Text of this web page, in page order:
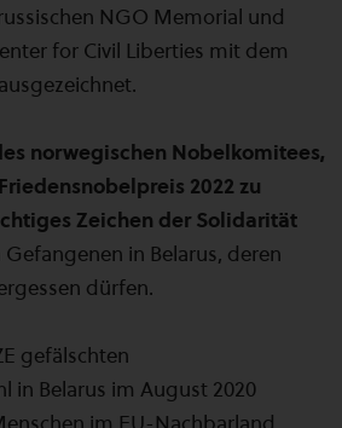
NGO Memorial und
for Civil Liberties mit dem
norwegischen Nobelkomitees,
2022 zu
Zeichen der Solidarität
in Belarus, deren
dürfen.
gefälschten
in Belarus im August 2020